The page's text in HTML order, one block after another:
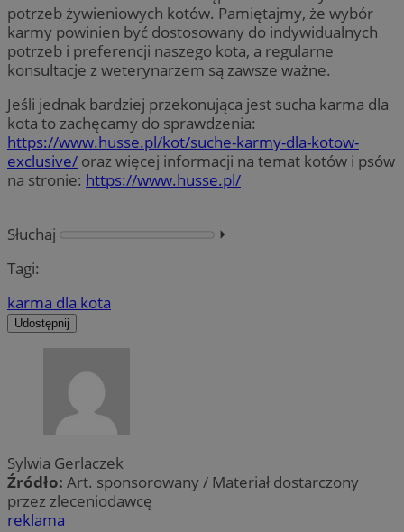
potrzeb żywieniowych kotów. Pamiętajmy, że wybór
karmy powinien być dostosowany do indywidualnych
potrzeb i preferencji naszego kota, a regularne
konsultacje z weterynarzem są zawsze ważne.
Jeśli jednak bardziej przekonująca jest sucha karma dla
kota to zachęcamy do sprawdzenia:
https://www.husse.pl/kot/suche-karmy-dla-kotow-
exclusive/ oraz więcej informacji na temat kotów i psów
na stronie: https://www.husse.pl/
Słuchaj
⏵︎
Tagi:
karma dla kota
Udostępnij
Sylwia Gerlaczek
Źródło: Art. sponsorowany / Materiał dostarczony
przez zleceniodawcę
reklama